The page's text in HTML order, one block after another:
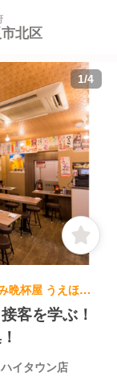
北区
1/4
居酒屋 | 調理見習い・調理補助 | 晩杯屋 立呑み晩杯屋 うえほんまちハイハイタウン店
客を学ぶ！
イタウン店